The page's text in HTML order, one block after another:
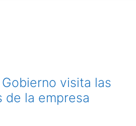
visita las
de la empresa